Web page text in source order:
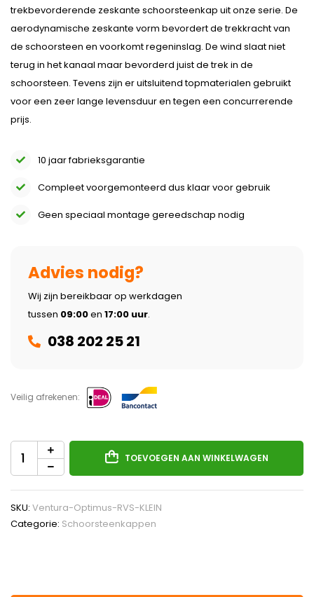
trekbevorderende zeskante schoorsteenkap uit onze serie. De
aerodynamische zeskante vorm bevordert de trekkracht van
de schoorsteen en voorkomt regeninslag. De wind slaat niet
terug in het kanaal maar bevorderd juist de trek in de
schoorsteen. Tevens zijn er uitsluitend topmaterialen gebruikt
voor een zeer lange levensduur en tegen een concurrerende
prijs.
10 jaar fabrieksgarantie
Compleet voorgemonteerd dus klaar voor gebruik
Geen speciaal montage gereedschap nodig
Advies nodig?
Wij zijn bereikbaar op werkdagen
tussen 09:00en 17:00 uur.
038 202 25 21
Veilig afrekenen:
TOEVOEGEN AAN WINKELWAGEN
SKU: Ventura-Optimus-RVS-KLEIN
Categorie: Schoorsteenkappen